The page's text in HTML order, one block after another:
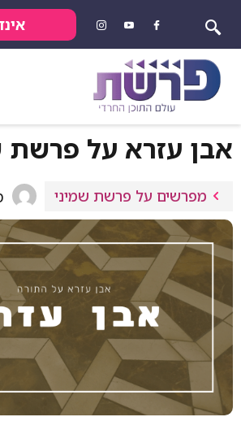
אבן עזרא על פרשת
מפרשים על פרשת שמיני